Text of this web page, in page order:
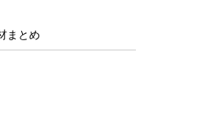
まとめ